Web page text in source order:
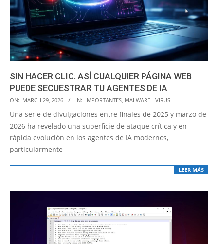
SIN HACER CLIC: ASÍ CUALQUIER PÁGINA WEB
PUEDE SECUESTRAR TU AGENTES DE IA
2026-
03-
29
ON: MARCH 29, 2026 IN: IMPORTANTES, MALWARE - VIRUS
Una serie de divulgaciones entre finales de 2025 y marzo de
2026 ha revelado una superficie de ataque crítica y en
rápida evolución en los agentes de IA modernos,
particularmente
LEER MÁS